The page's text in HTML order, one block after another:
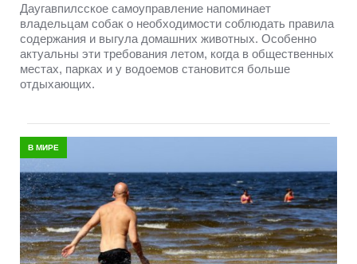
Даугавпилсское самоуправление напоминает
владельцам собак о необходимости соблюдать правила
содержания и выгула домашних животных. Особенно
актуальны эти требования летом, когда в общественных
местах, парках и у водоемов становится больше
отдыхающих.
В МИРЕ